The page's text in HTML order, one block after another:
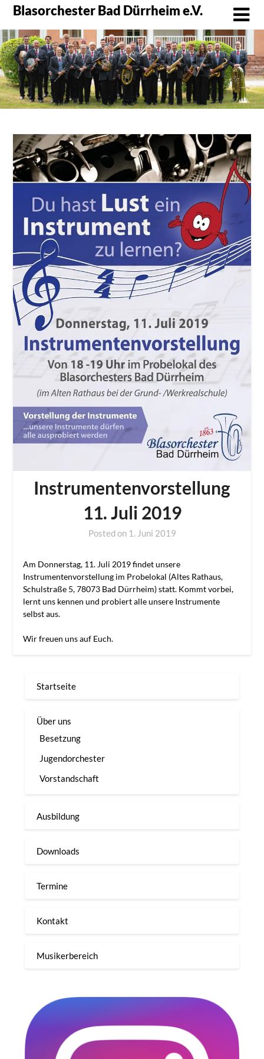
Skip
content
Blasorchester Bad Dürrheim e.V.
Instrumentenvorstellung
11. Juli 2019
Posted on 1. Juni 2019
Admin
Am Donnerstag, 11. Juli 2019 findet unsere
Instrumentenvorstellung im Probelokal (Altes Rathaus,
Schulstraße 5, 78073 Bad Dürrheim) statt. Kommt vorbei,
lernt uns kennen und probiert alle unsere Instrumente
selbst aus.
Wir freuen uns auf Euch.
Startseite
Über uns
Besetzung
Jugendorchester
Vorstandschaft
Ausbildung
Downloads
Termine
Kontakt
Musikerbereich